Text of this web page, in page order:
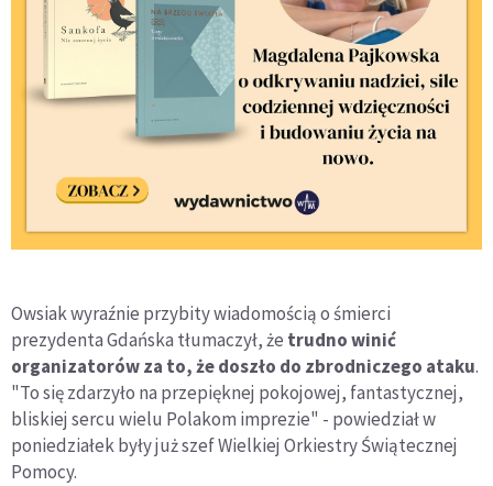
Owsiak wyraźnie przybity wiadomością o śmierci
prezydenta Gdańska tłumaczył, że trudno winić
organizatorów za to, że doszło do zbrodniczego ataku.
"To się zdarzyło na przepięknej pokojowej, fantastycznej,
bliskiej sercu wielu Polakom imprezie" - powiedział w
poniedziałek były już szef Wielkiej Orkiestry Świątecznej
Pomocy.